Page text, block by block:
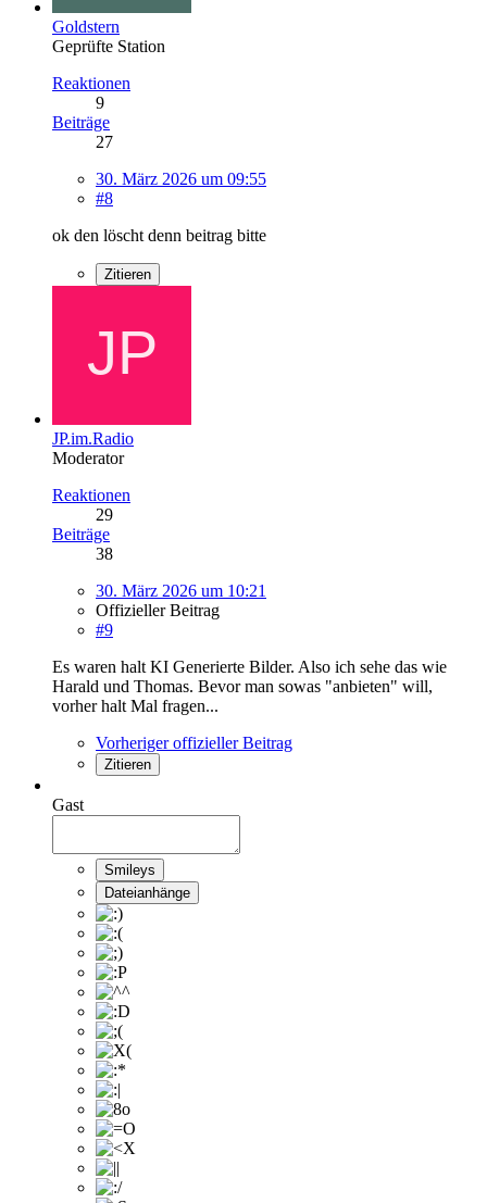
Goldstern
Geprüfte Station
Reaktionen
9
Beiträge
27
30. März 2026 um 09:55
#8
ok den löscht denn beitrag bitte
Zitieren
JP.im.Radio
Moderator
Reaktionen
29
Beiträge
38
30. März 2026 um 10:21
Offizieller Beitrag
#9
Es waren halt KI Generierte Bilder. Also ich sehe das wie
Harald und Thomas. Bevor man sowas "anbieten" will,
vorher halt Mal fragen...
Vorheriger offizieller Beitrag
Zitieren
Gast
Smileys
Dateianhänge